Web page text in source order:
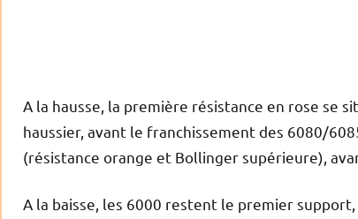
A la hausse, la première résistance en rose se
haussier, avant le franchissement des 6080/
(résistance orange et Bollinger supérieure),
A la baisse, les 6000 restent le premier